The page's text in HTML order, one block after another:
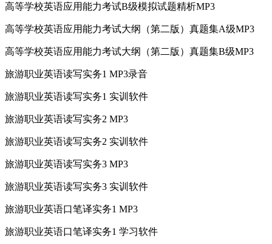
高等学校英语应用能力考试B级模拟试题精析MP3
高等学校英语应用能力考试大纲（第二版）真题集A级MP3
高等学校英语应用能力考试大纲（第二版）真题集B级MP3
旅游职业英语读写实务1 MP3录音
旅游职业英语读写实务1 实训软件
旅游职业英语读写实务2 MP3
旅游职业英语读写实务2 实训软件
旅游职业英语读写实务3 MP3
旅游职业英语读写实务3 实训软件
旅游职业英语口笔译实务1 MP3
旅游职业英语口笔译实务1 学习软件